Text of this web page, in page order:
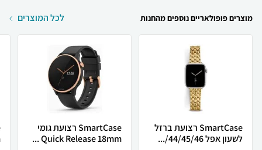
מוצרים פופולאריים נוספים מהחנות לכל המוצרים
SmartCase רצועת ברזל
לשעון אפל 44/45/46/...
SmartCase רצועת גומי
Quick Release 18mm ...